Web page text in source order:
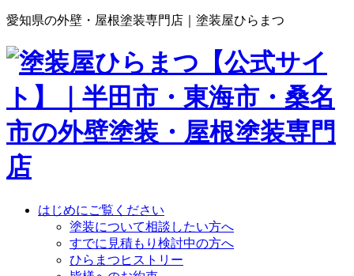
愛知県の外壁・屋根塗装専門店｜塗装屋ひらまつ
はじめにご覧ください
塗装について相談したい方へ
すでに見積もり検討中の方へ
ひらまつヒストリー